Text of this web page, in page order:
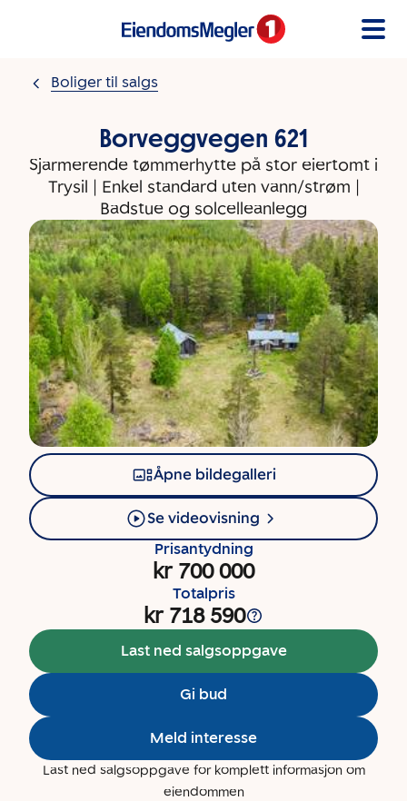
Boliger til salgs
Borveggvegen 621
Sjarmerende tømmerhytte på stor eiertomt i
Trysil | Enkel standard uten vann/strøm |
Badstue og solcelleanlegg
Åpne bildegalleri
Se videovisning
Prisantydning
kr 700 000
Totalpris
kr 718 590
Last ned salgsoppgave
Gi bud
Meld interesse
Last ned salgsoppgave for komplett informasjon om
eiendommen